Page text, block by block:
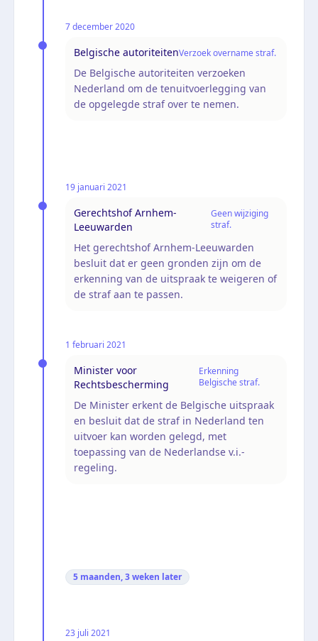
7 december 2020
Belgische autoriteitenVerzoek overname straf.
De Belgische autoriteiten verzoeken
Nederland om de tenuitvoerlegging van
de opgelegde straf over te nemen.
19 januari 2021
Gerechtshof Arnhem-
Leeuwarden
Geen wijziging
straf.
Het gerechtshof Arnhem-Leeuwarden
besluit dat er geen gronden zijn om de
erkenning van de uitspraak te weigeren of
de straf aan te passen.
1 februari 2021
Minister voor
Rechtsbescherming
Erkenning
Belgische straf.
De Minister erkent de Belgische uitspraak
en besluit dat de straf in Nederland ten
uitvoer kan worden gelegd, met
toepassing van de Nederlandse v.i.-
regeling.
5 maanden, 3 weken later
23 juli 2021